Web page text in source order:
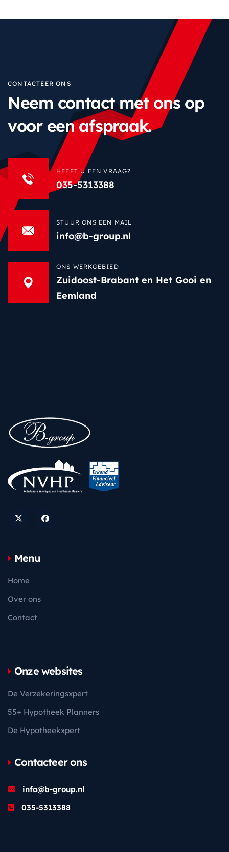
CONTACTEER ONS
Neem contact met ons op
voor een afspraak.
HEEFT U EEN VRAAG?
035-5313388
STUUR ONS EEN MAIL
info@b-group.nl
ONS WERKGEBIED
Zuidoost-Brabant en Het Gooi en
Eemland
Menu
Home
Over ons
Contact
Onze websites
De Verzekeringsxpert
55+ Hypotheek Planners
De Hypotheekxpert
Contacteer ons
info@b-group.nl
035-5313388